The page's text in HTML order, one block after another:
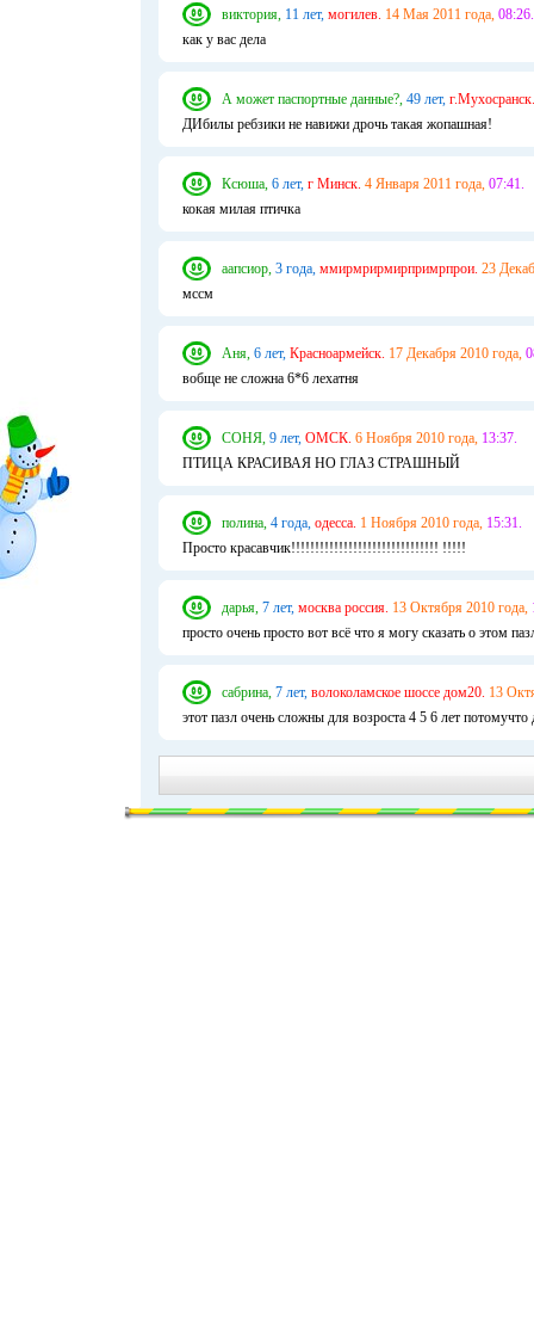
виктория, 11 лет, могилев. 14 Мая 2011 года, 08:26.
как у вас дела
А может паспортные данные?, 49 лет, г.Мухосранск.
ДИбилы ребзики не навижи дрочь такая жопашная!
Ксюша, 6 лет, г Минск. 4 Января 2011 года, 07:41.
кокая милая птичка
аапсиор, 3 года, ммирмрирмирпримрпрои. 23
мссм
Аня, 6 лет, Красноармейск. 17 Декабря 2010 года,
вобще не сложна 6*6 лехатня
СОНЯ, 9 лет, ОМСК. 6 Ноября 2010 года, 13:37.
ПТИЦА КРАСИВАЯ НО ГЛАЗ СТРАШНЫЙ
полина, 4 года, одесса. 1 Ноября 2010 года, 15:31.
Просто красавчик!!!!!!!!!!!!!!!!!!!!!!!!!!!!!!! !!!!!
дарья, 7 лет, москва россия. 13 Октября 2010 года,
просто очень просто вот всё что я могу сказать о этом
сабрина, 7 лет, волоколамское шоссе дом20. 13
этот пазл очень сложны для возроста 4 5 6 лет потомучто